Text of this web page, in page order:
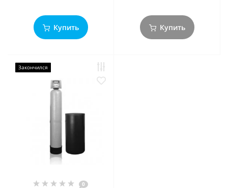
Купить Купить
Закончился
0